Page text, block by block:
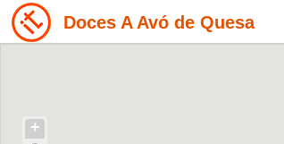
Doces A Avó de Quesa
+